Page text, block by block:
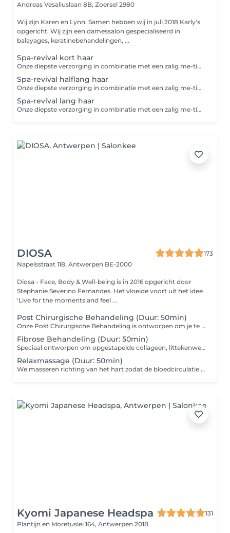
Andreas Vesaliuslaan 8B, Zoersel 2980
Wij zijn Karen en Lynn. Samen hebben wij in juli 2018 Karly's
opgericht. Wij zijn een damessalon gespecialiseerd in
balayages, keratinebehandelingen, ...
Spa-revival kort haar
Onze diepste verzorging in combinatie met een zalig me-time moment! Deze behandeling bevat een hoofdmassage van 15 min, langer dan ons standaard ontspanningsritueel. Dit is een proteïnebehandeling die de haarstructuur herstelt, versterkt en de elasticiteit vergroot. Het product dringt diep door in de haarvezel waardoor gebroken haarverbindingen worden herstelt en beschermt. Door toepassen van deze vitamines in de haarvezel, gaan de haartjes ook sneller en gezond groeien. Jij (en je haar) voelen zich herboren na deze behandeling!
Spa-revival halflang haar
Onze diepste verzorging in combinatie met een zalig me-time moment! Deze behandeling bevat een hoofdmassage van 15min, langer dan ons standaard ontspanningsritueel. Dit is een proteïnebehandeling die de haarstructuur herstelt, versterkt en de elasticiteit vergroot. Het product dringt diep door in de haarvezel waardoor gebroken haarverbindingen worden herstelt en beschermt. Door toepassen van deze vitamines in de haarvezel, gaan de haartjes ook sneller en gezond groeien. Jij (en je haar) voelen zich herboren na deze behandeling!
Spa-revival lang haar
Onze diepste verzorging in combinatie met een zalig me-time moment! Deze behandeling bevat een hoofdmassage van 15min, langer dan ons standaard ontspanningsritueel. Dit is een proteïnebehandeling die de haarstructuur herstelt, versterkt en de elasticiteit vergroot. Het product dringt diep door in de haarvezel waardoor gebroken haarverbindingen worden herstelt en beschermt. Door toepassen van deze vitamines in de haarvezel, gaan de haartjes ook sneller en gezond groeien. Jij (en je haar) voelen zich herboren na deze behandeling!
DIOSA
173
Napelsstraat 118, Antwerpen BE-2000
Diosa - Face, Body & Well-being is in 2016 opgericht door
Stephanie Severino Fernandes. Het vloeide voort uit het idee
'Live for the moments and feel ...
Post Chirurgische Behandeling (Duur: 50min)
Onze Post Chirurgische Behandeling is ontworpen om je te begeleiden en te ondersteunen na diverse ingrepen zoals liposuctie, tummy tuck, BBL, mommy make-over, buikwandcorrectie, borstlift, borstvergroting, bootylift, facelift, en meer. Ons gespecialiseerde team biedt zorgvuldige en deskundige nazorg om je herstel te bevorderen en eventuele ongemakken te verlichten. Duur: 50min Kuur van 10, 20 of 30 sessies mogelijk
Fibrose Behandeling (Duur: 50min)
Speciaal ontworpen om opgestapelde collageen, littekenweefsel en vocht na chirurgische ingrepen aan te pakken. Ervaar verlichting en verbetering in het herstelproces met behulp van onze doeltreffende massage. Duur: 50min Kuur van 10 sessies mogelijk
Relaxmassage (Duur: 50min)
We masseren richting van het hart zodat de bloedcirculatie gestimuleerd wordt. Afvalstoffen worden verwijderd en knopen worden uit de spieren gehaald. De doorbloeding wordt bevorderd. Duur: 50min Kuur van 10 sessies mogelijk Tijdens de relaxmassage vloeien spanningen die in voorbije periode werden opgebouwd weg en komt de geest tot rust. De massage werkt ook preventief en zorgt dat stress en vervelende situaties makkelijker los gelaten kunnen worden en niet opgeslagen worden in het lichaam.
Kyomi Japanese Headspa
131
Plantijn en Moretuslei 164, Antwerpen 2018